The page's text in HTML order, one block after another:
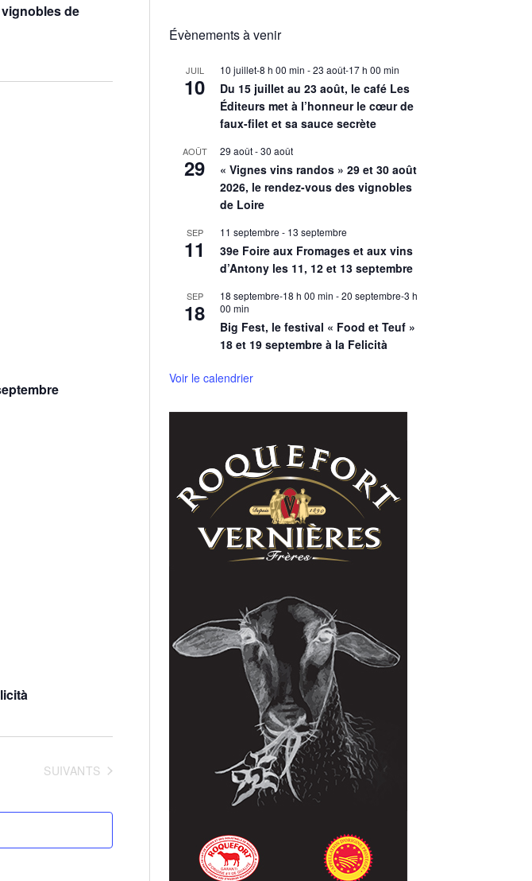
de
ÉVÈNEMENTS
SUIVANTS
Évènements à venir
JUIL
10
10 juillet-8 h 00 min -23 août-17 h 00 min
Du 15 juillet au 23 août, le café Les
Éditeurs met à l’honneur le cœur de
faux-filet et sa sauce secrète
AOÛT
29
29 août-30 août
« Vignes vins randos » 29 et 30 août
2026, le rendez-vous des vignobles
de Loire
SEP
11
11 septembre - 13 septembre
39e Foire aux Fromages et aux vins
d’Antony les 11, 12 et 13 septembre
SEP
18
18 septembre-18 h 00 min -20 septembre-3 h
00 min
Big Fest, le festival « Food et Teuf »
18 et 19 septembre à la Felicità
Voir le calendrier